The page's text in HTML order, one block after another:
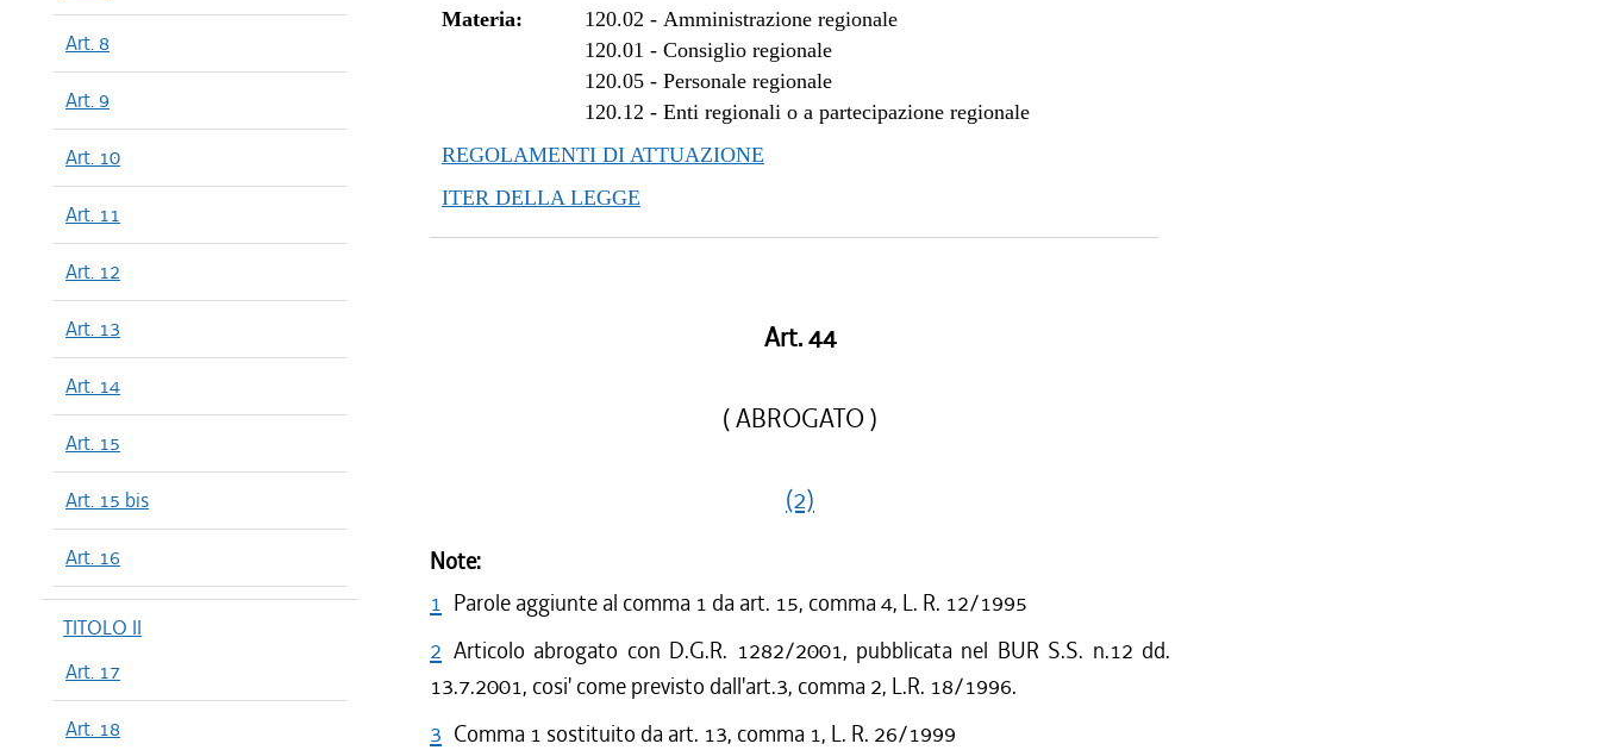
Art. 8
Art. 9
Art. 10
Art. 11
Art. 12
Art. 13
Art. 14
Art. 15
Art. 15 bis
Art. 16
TITOLO II
Art. 17
Art. 18
Materia:
120.02 -Amministrazione regionale
120.01 -Consiglio regionale
120.05 -Personale regionale
120.12 -Enti regionali o a partecipazione regionale
REGOLAMENTI DI ATTUAZIONE
ITER DELLA LEGGE
Art. 44
( ABROGATO )
(2)
Note:
1 Parole aggiunte al comma 1 da art. 15, comma 4, L. R. 12/1995
2 Articolo abrogato con D.G.R. 1282/2001, pubblicata nel BUR S.S. n.12 dd.
13.7.2001, cosi' come previsto dall'art.3, comma 2, L.R. 18/1996.
3 Comma 1 sostituito da art. 13, comma 1, L. R. 26/1999